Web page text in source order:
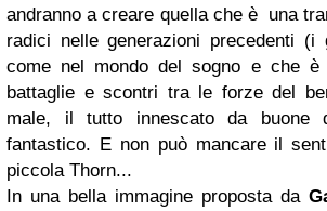
andranno a creare quella che è una
radici nelle generazioni precedenti (i
come nel mondo del sogno e che è
battaglie e scontri tra le forze del
male, il tutto innescato da buone
fantastico. E non può mancare il
piccola Thorn...
In una bella immagine proposta da